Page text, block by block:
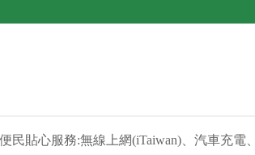
貼心服務:無線上網(iTaiwan)、汽車充電